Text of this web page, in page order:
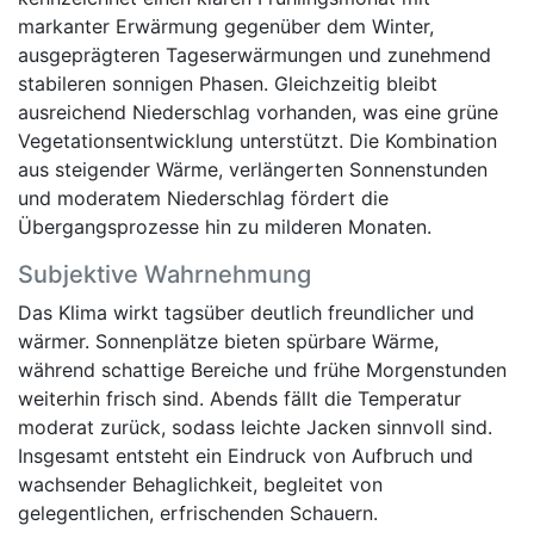
markanter Erwärmung gegenüber dem Winter,
ausgeprägteren Tageserwärmungen und zunehmend
stabileren sonnigen Phasen. Gleichzeitig bleibt
ausreichend Niederschlag vorhanden, was eine grüne
Vegetationsentwicklung unterstützt. Die Kombination
aus steigender Wärme, verlängerten Sonnenstunden
und moderatem Niederschlag fördert die
Übergangsprozesse hin zu milderen Monaten.
Subjektive Wahrnehmung
Das Klima wirkt tagsüber deutlich freundlicher und
wärmer. Sonnenplätze bieten spürbare Wärme,
während schattige Bereiche und frühe Morgenstunden
weiterhin frisch sind. Abends fällt die Temperatur
moderat zurück, sodass leichte Jacken sinnvoll sind.
Insgesamt entsteht ein Eindruck von Aufbruch und
wachsender Behaglichkeit, begleitet von
gelegentlichen, erfrischenden Schauern.